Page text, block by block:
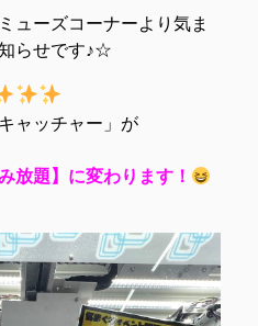
ューズコーナーより気ま
らせです♪☆
ャッチャー」が
放題】に変わります！